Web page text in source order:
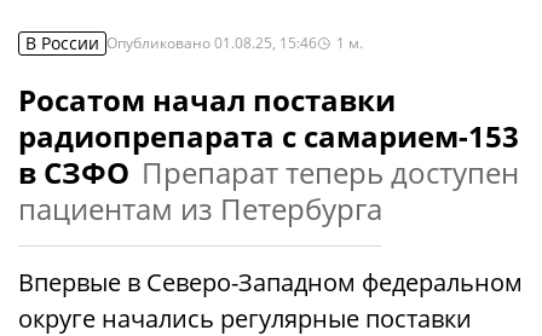
В России Опубликовано01.08.25, 15:46 1 м.
Росатом начал поставки
радиопрепарата с самарием-153
в СЗФО Препарат теперь доступен
пациентам из Петербурга
Впервые в Северо-Западном федеральном
округе начались регулярные поставки